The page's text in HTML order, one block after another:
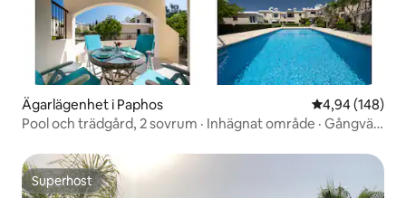
Ägarlägenhet i Paphos 4,94 av 5 i
4,94 (148)
Pool och trädgård, 2 sovrum · Inhägnat område · Gångväg
Superhost
Superhost